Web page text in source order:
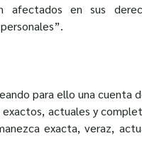
afectados en sus
para ello una cuenta
actuales y
exacta, veraz,